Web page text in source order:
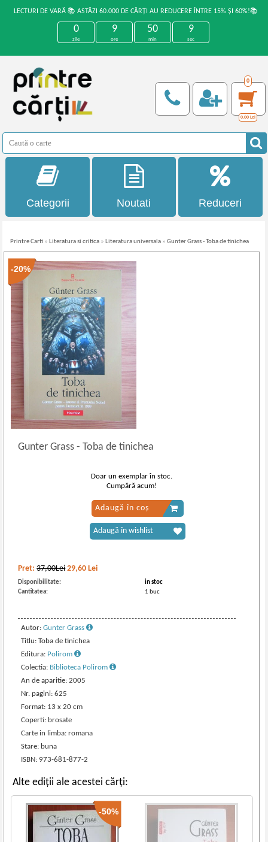
LECTURI DE VARĂ 📚 ASTĂZI 60.000 DE CĂRȚI AU REDUCERE ÎNTRE 15% ȘI 60%!📚
0
zile
9
ore
50
min
9
sec
0
0,00 Lei
Categorii Noutati Reduceri
Printre Carti » Literatura si critica » Literatura universala »Gunter Grass - Toba de tinichea
-20%
Gunter Grass- Toba de tinichea
Pret:37,00Lei 29,60 Lei
Disponibilitate:
in stoc
Cantitatea:
1 buc
Autor:Gunter Grass
Titlu: Toba de tinichea
Editura: Polirom
Colectia: Biblioteca Polirom
An de aparitie: 2005
Nr. pagini: 625
Format: 13 x 20 cm
Coperti: brosate
Carte in limba: romana
Stare: buna
ISBN: 973-681-877-2
Doar un exemplar în stoc.
Cumpără acum!
Adaugă în coș
Adaugă în wishlist
Alte ediții ale acestei cărți:
-50%